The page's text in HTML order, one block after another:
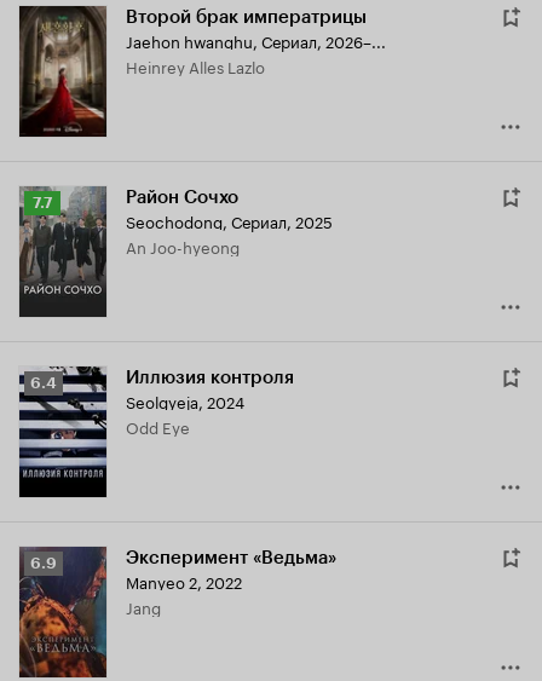
Второй брак императрицы
Jaehon hwanghu, Сериал, 2026–...
Heinrey Alles Lazlo
Рейтинг
Кинопоиска
7.7
7.7 Район Сочхо
Seochodong, Сериал, 2025
An Joo-hyeong
Рейтинг
Кинопоиска
6.4
6.4 Иллюзия контроля
Seolgyeja, 2024
Odd Eye
Рейтинг
Кинопоиска
6.9
6.9 Эксперимент «Ведьма»
Manyeo 2, 2022
Jang